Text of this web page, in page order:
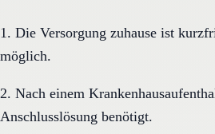
1. Die Versorgung zuhause ist
möglich.
2. Nach einem
Anschlusslösung benötigt.